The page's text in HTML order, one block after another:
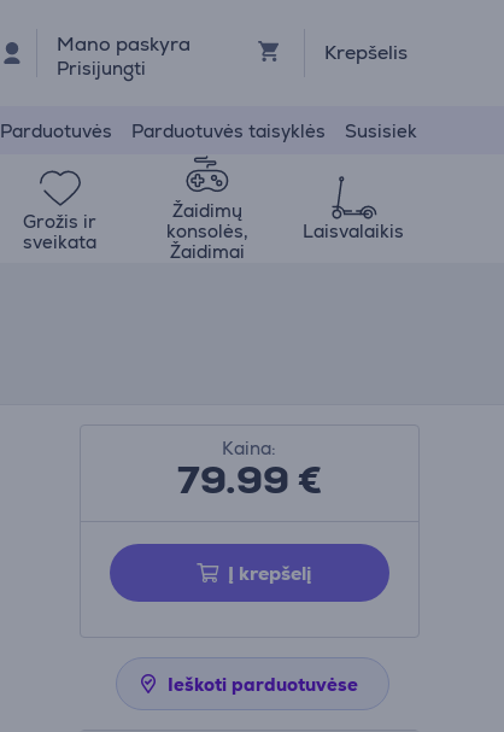
Mano paskyra
Prisijungti
Krepšelis
Parduotuvės Parduotuvės taisyklės Susisiek
Grožis ir
sveikata
Žaidimų
konsolės,
Žaidimai
Laisvalaikis
Kaina:
79.99€
Į krepšelį
Ieškoti parduotuvėse